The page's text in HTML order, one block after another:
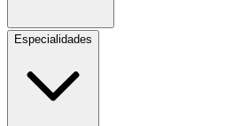
Especialidades